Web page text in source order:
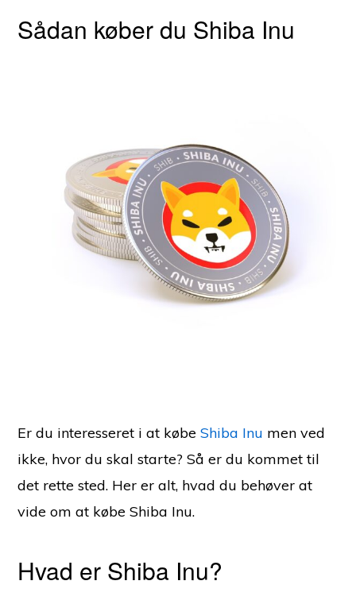
Sådan køber du Shiba Inu
Er du interesseret i at købeShiba Inu men ved
ikke, hvor du skal starte? Så er du kommet til
det rette sted. Her er alt, hvad du behøver at
vide om at købe Shiba Inu.
Hvad er Shiba Inu?